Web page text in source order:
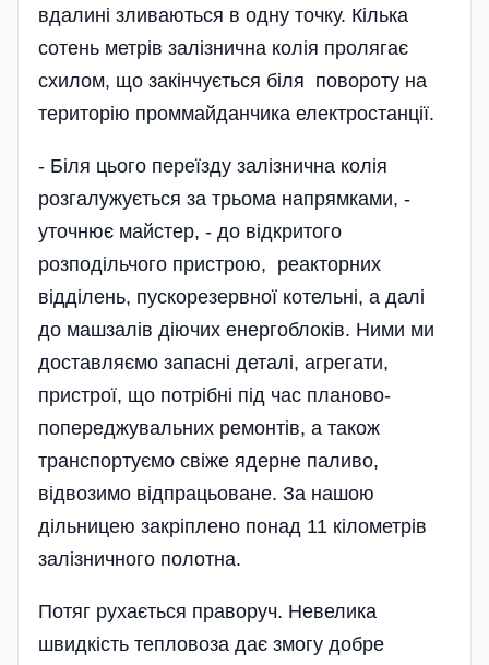
вдалині зливаються в одну точку. Кілька
сотень метрів залізнична колія пролягає
схилом, що закінчується біля повороту на
територію проммайданчика електростанції.
- Біля цього переїзду залізнична колія
розгалужується за трьома напрямками, -
уточнює майстер, - до відкритого
розподільчого пристрою, реакторних
відділень, пускорезервної котельні, а далі
до машзалів діючих енергоблоків. Ними ми
доставляємо запасні деталі, агрегати,
пристрої, що потрібні під час планово-
попереджувальних ремонтів, а також
транспортуємо свіже ядерне паливо,
відвозимо відпрацьоване. За нашою
дільницею закріплено понад 11 кілометрів
залізничного полотна.
Потяг рухається праворуч. Невелика
швидкість тепловоза дає змогу добре